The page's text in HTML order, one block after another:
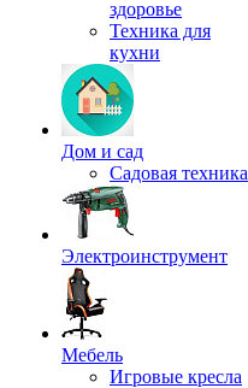
здоровье
Техника для
кухни
Дом и сад
Садовая техника
Электроинструмент
Мебель
Игровые кресла